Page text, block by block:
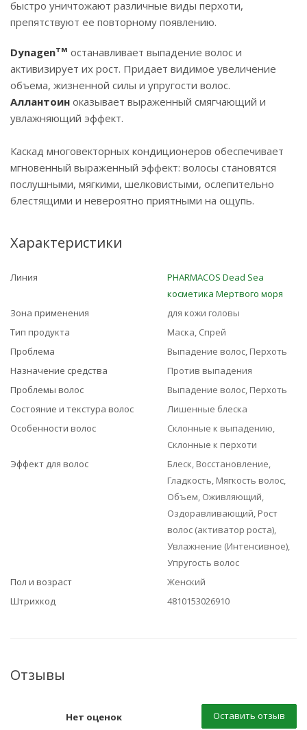
быстро уничтожают различные виды перхоти,
препятствуют ее повторному появлению.
Dynagenтм останавливает выпадение волос и
активизирует их рост. Придает видимое увеличение
объема, жизненной силы и упругости волос.
Аллантоин оказывает выраженный смягчающий и
увлажняющий эффект.
Каскад многовекторных кондиционеров обеспечивает
мгновенный выраженный эффект: волосы становятся
послушными, мягкими, шелковистыми, ослепительно
блестящими и невероятно приятными на ощупь.
Характеристики
Линия
PHARMACOS Dead Sea
косметика Мертвого моря
Зона применения
для кожи головы
Тип продукта
Маска, Спрей
Проблема
Выпадение волос, Перхоть
Назначение средства
Против выпадения
Проблемы волос
Выпадение волос, Перхоть
Состояние и текстура волос
Лишенные блеска
Особенности волос
Склонные к выпадению,
Склонные к перхоти
Эффект для волос
Блеск, Восстановление,
Гладкость, Мягкость волос,
Объем, Оживляющий,
Оздоравливающий, Рост
волос (активатор роста),
Увлажнение (Интенсивное),
Упругость волос
Пол и возраст
Женский
Штрихкод
4810153026910
Отзывы
Нет оценок Оставить отзыв